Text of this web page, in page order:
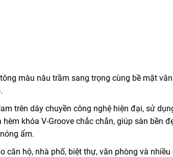
màu nâu trầm sang trọng cùng bề mặt
trên dây chuyền công nghệ hiện đại, sử
khóa V-Groove chắc chắn, giúp sàn bền
ẩm.
căn hộ, nhà phố, biệt thự, văn phòng và